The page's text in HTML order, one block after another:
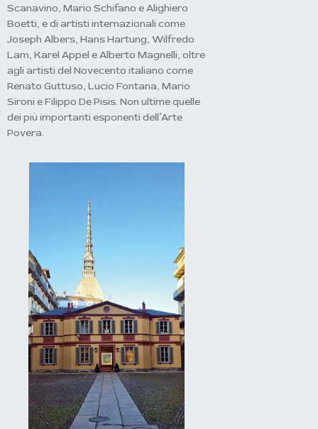
Scanavino, Mario Schifano e Alighiero
Boetti, e di artisti internazionali come
Joseph Albers, Hans Hartung, Wilfredo
Lam, Karel Appel e Alberto Magnelli, oltre
agli artisti del Novecento italiano come
Renato Guttuso, Lucio Fontana, Mario
Sironi e Filippo De Pisis. Non ultime quelle
dei più importanti esponenti dell’Arte
Povera.